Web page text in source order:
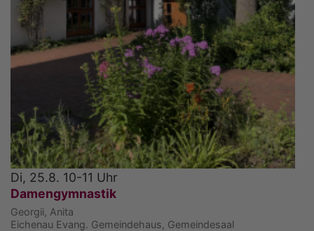
Di, 25.8. 10-11 Uhr
Damengymnastik
Georgii, Anita
Eichenau Evang. Gemeindehaus, Gemeindesaal